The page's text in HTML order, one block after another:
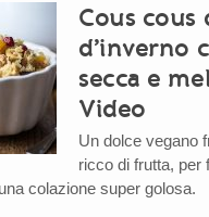
Cous cous
d’inverno
secca e
Video
Un dolce vegano
ricco di frutta, per
colazione super golosa.